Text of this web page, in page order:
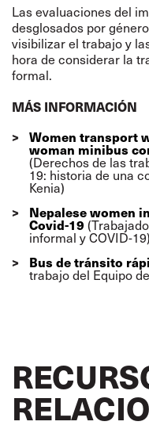
Las evaluaciones del
desglosados por
visibilizar el trabajo y
hora de considerar la
formal.
MÁS INFORMACIÓN
Women transport
woman minibus
(Derechos de las
19: historia de una
Kenia)
Nepalese women
Covid-19
informal y COVID-19)
Bus de tránsito
trabajo del Equipo